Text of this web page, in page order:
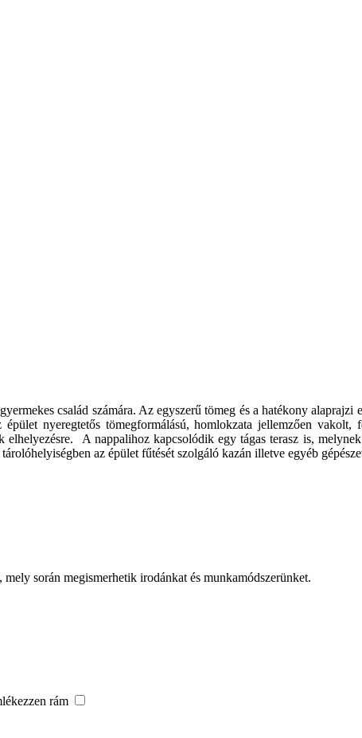
család számára. Az egyszerű tömeg és a hatékony alaprajzi
épület nyeregtetős tömegformálású, homlokzata jellemzően vakolt,
elhelyezésre. A nappalihoz kapcsolódik egy tágas terasz is,
az épület fűtését szolgáló kazán illetve egyéb
során megismerhetik irodánkat és munkamódszerünket.
rám